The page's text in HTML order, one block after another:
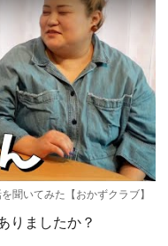
聞いてみた【おかずクラブ】
りましたか？